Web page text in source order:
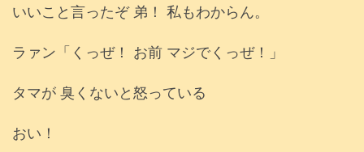
いいこと言ったぞ 弟！ 私もわからん。
ラァン「くっぜ！ お前 マジでくっぜ！」
タマが 臭くないと怒っている
おい！